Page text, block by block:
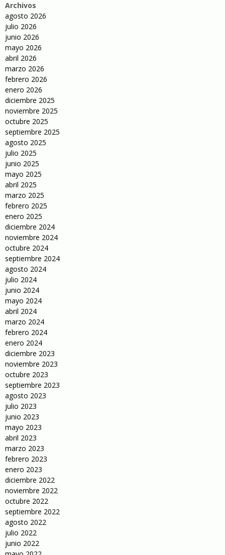
Archivos
agosto 2026
julio 2026
junio 2026
mayo 2026
abril 2026
marzo 2026
febrero 2026
enero 2026
diciembre 2025
noviembre 2025
octubre 2025
septiembre 2025
agosto 2025
julio 2025
junio 2025
mayo 2025
abril 2025
marzo 2025
febrero 2025
enero 2025
diciembre 2024
noviembre 2024
octubre 2024
septiembre 2024
agosto 2024
julio 2024
junio 2024
mayo 2024
abril 2024
marzo 2024
febrero 2024
enero 2024
diciembre 2023
noviembre 2023
octubre 2023
septiembre 2023
agosto 2023
julio 2023
junio 2023
mayo 2023
abril 2023
marzo 2023
febrero 2023
enero 2023
diciembre 2022
noviembre 2022
octubre 2022
septiembre 2022
agosto 2022
julio 2022
junio 2022